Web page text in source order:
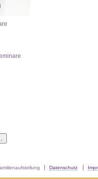
Datenschutz